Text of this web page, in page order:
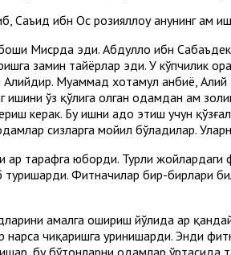
Саъид ибн Ос розияллоҳу анҳунинг ҳам
Мисрда эди. Абдуллоҳ ибн
замин тайёрлар эди. У кўпчилик
Муҳаммад хотамул анбиё, Алий
ишини ўз қўлига олган одамдан ҳам
керак. Бу ишни адо этиш учун
сизларга мойил бўладилар.
ҳар тарафга юборди. Турли
Фитначилар бир-бирлари
амалга ошириш йўлида ҳар
чиқаришга уринишарди. Энди
бу бўҳтонларни одамлар